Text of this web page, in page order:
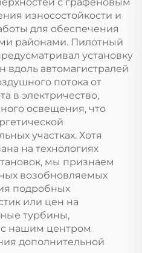
износостойкости и
для обеспечения
районами. Пилотный
установку
вдоль автомагистралей
потока от
в электричество,
освещения, что
участках. Хотя
на технологиях
мы признаем
возобновляемых
подробных
или цен на
турбины,
с нашим центром
дополнительной